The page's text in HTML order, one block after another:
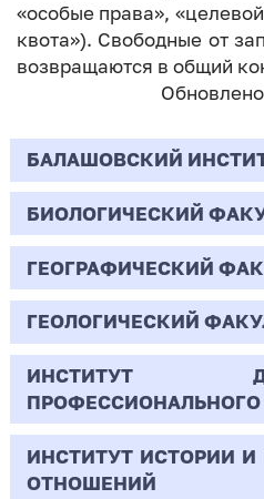
«особые права»,
квота»). Свободные от
возвращаются в общий
БАЛАШОВСКИЙ
44.03.02
Психолого-
Очная | Бакалавр
Всего бюджетных мест -
Бюджет/
Общие места
Профиль:
БИОЛОГИЧЕСКИЙ
06.03.01
Биология
Очная | Бакалавр
Всего бюджетных мест -
Бюджет/Общие места
ГЕОГРАФИЧЕСКИЙ
05.03.02
География
Очная | Бакалавр
Всего бюджетных мест -
ГЕОЛОГИЧЕСКИЙ
05.03.01
Геология
Очная | Бакалавр
ИНСТИТУТ
ПРОФЕССИОНАЛЬНОГО
38.03.02
ИНСТИТУТ ИСТОРИИ
ОТНОШЕНИЙ